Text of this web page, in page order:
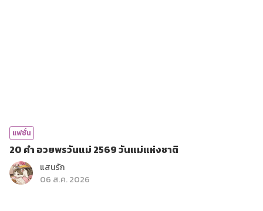
แฟชั่น
20 คำ อวยพรวันแม่ 2569 วันแม่แห่งชาติ
แสนรัก
06 ส.ค. 2026